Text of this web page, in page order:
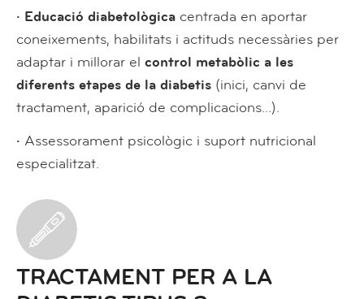
· Educació diabetològica centrada en aportar
coneixements, habilitats i actituds necessàries per
adaptar i millorar el control metabòlic a les
diferents etapes de la diabetis (inici, canvi de
tractament, aparició de complicacions...).
· Assessorament psicològic i suport nutricional
especialitzat.
TRACTAMENT PER A LA